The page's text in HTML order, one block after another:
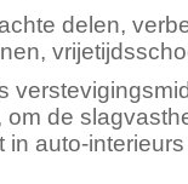
delen,
de
auto-